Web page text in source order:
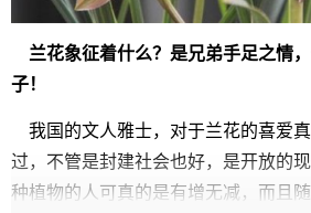
兰花象征着什么？是兄弟手足之情
子！
我国的文人雅士，对于兰花的喜爱
过，不管是封建社会也好，是开放的
种植物的人可真的是有增无减，而且